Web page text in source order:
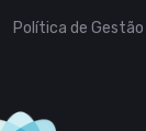
Política de Gestão